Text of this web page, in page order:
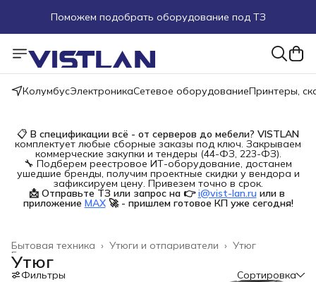
Поможем подобрать оборудование под ТЗ
Пуско-наладочные работы
Пришлите запрос на e-mail или в чат
КолумбусЭлектроникаСетевое оборудованиеПринтеры,
📋 В спецификации всё - от серверов до мебели? VISTLAN
комплектует любые сборные заказы под ключ. Закрываем
коммерческие закупки и тендеры (44-ФЗ, 223-ФЗ).
🔧 Подберем реестровое ИТ-оборудование, достанем
ушедшие бренды, получим проектные скидки у вендора и
зафиксируем цену. Привезем точно в срок.
📩 Отправьте ТЗ или запрос на 👉 i@vist-lan.ru или в
приложение MAX 🚀 - пришлем готовое КП уже сегодня!
Утюг
Утюги и отпариватели ›
Бытовая техника ›
Главная
Утюг
Фильтры Сортировка